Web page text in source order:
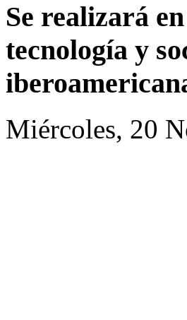
Se realizará
tecnología y
Miércoles, 20